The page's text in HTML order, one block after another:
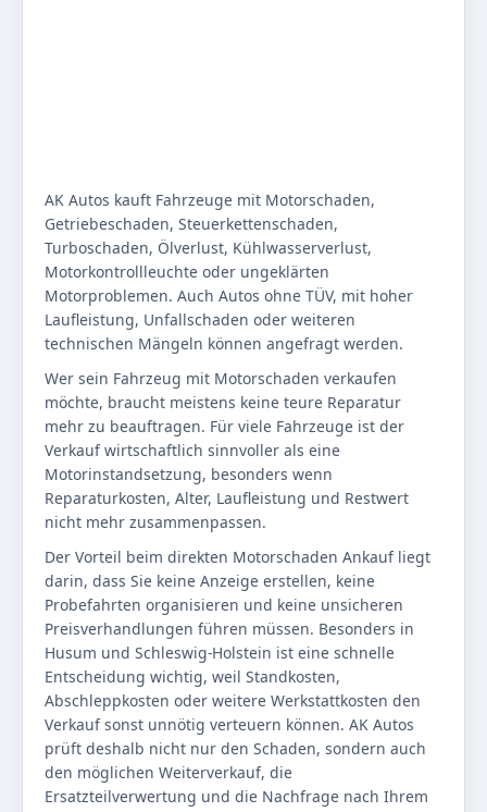
AK Autos kauft Fahrzeuge mit Motorschaden,
Getriebeschaden, Steuerkettenschaden,
Turboschaden, Ölverlust, Kühlwasserverlust,
Motorkontrollleuchte oder ungeklärten
Motorproblemen. Auch Autos ohne TÜV, mit hoher
Laufleistung, Unfallschaden oder weiteren
technischen Mängeln können angefragt werden.
Wer sein Fahrzeug mit Motorschaden verkaufen
möchte, braucht meistens keine teure Reparatur
mehr zu beauftragen. Für viele Fahrzeuge ist der
Verkauf wirtschaftlich sinnvoller als eine
Motorinstandsetzung, besonders wenn
Reparaturkosten, Alter, Laufleistung und Restwert
nicht mehr zusammenpassen.
Der Vorteil beim direkten Motorschaden Ankauf liegt
darin, dass Sie keine Anzeige erstellen, keine
Probefahrten organisieren und keine unsicheren
Preisverhandlungen führen müssen. Besonders in
Husum und Schleswig-Holstein ist eine schnelle
Entscheidung wichtig, weil Standkosten,
Abschleppkosten oder weitere Werkstattkosten den
Verkauf sonst unnötig verteuern können. AK Autos
prüft deshalb nicht nur den Schaden, sondern auch
den möglichen Weiterverkauf, die
Ersatzteilverwertung und die Nachfrage nach Ihrem